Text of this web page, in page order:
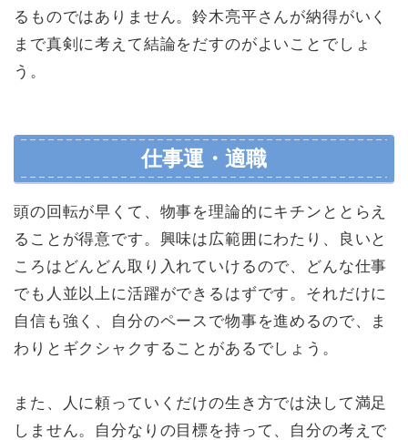
るものではありません。鈴木亮平さんが納得がいく
まで真剣に考えて結論をだすのがよいことでしょ
う。
仕事運・適職
頭の回転が早くて、物事を理論的にキチンととらえ
ることが得意です。興味は広範囲にわたり、良いと
ころはどんどん取り入れていけるので、どんな仕事
でも人並以上に活躍ができるはずです。それだけに
自信も強く、自分のペースで物事を進めるので、ま
わりとギクシャクすることがあるでしょう。
また、人に頼っていくだけの生き方では決して満足
しません。自分なりの目標を持って、自分の考えで